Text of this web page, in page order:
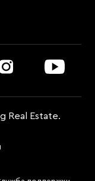
Real Estate.